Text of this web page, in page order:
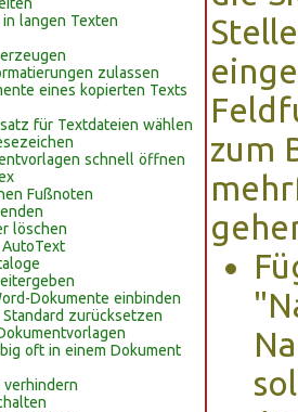
langen Texten
zulassen
eines kopierten Texts
für Textdateien wählen
schnell öffnen
Fußnoten
löschen
Dokumente einbinden
zurücksetzen
oft in einem Dokument
verhindern
zum